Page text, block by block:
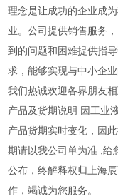
理念是让成功的企业成
业。公司提供销售服务
到的问题和困难提供指
求，能够实现与中小企
我们热诚欢迎各界朋友
产品及货期说明 因工业
产品货期实时变化，因
期请以我公司单为准 ,给
公布，终解释权归上海
作，竭诚为您服务。